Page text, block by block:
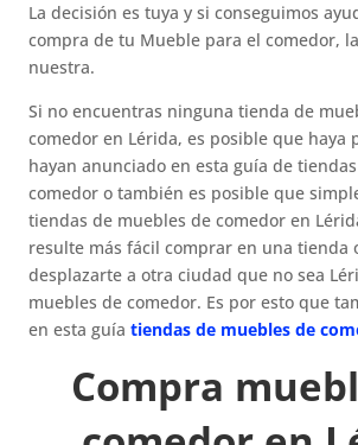
La decisión es tuya y si conseguimos
compra de tu Mueble para el comedor,
nuestra.
Si no encuentras ninguna tienda de
comedor en Lérida, es posible que haya
hayan anunciado en esta guía de
comedor o también es posible que
tiendas de muebles de comedor en
resulte más fácil comprar en una tienda
desplazarte a otra ciudad que no sea
muebles de comedor. Es por esto que
en esta guíatiendas de muebles de
Compra